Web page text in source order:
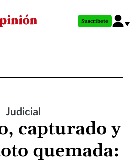
al
principal
Suscríbete
Judicial
capturado y
quemada: